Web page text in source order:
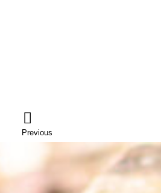
Previous